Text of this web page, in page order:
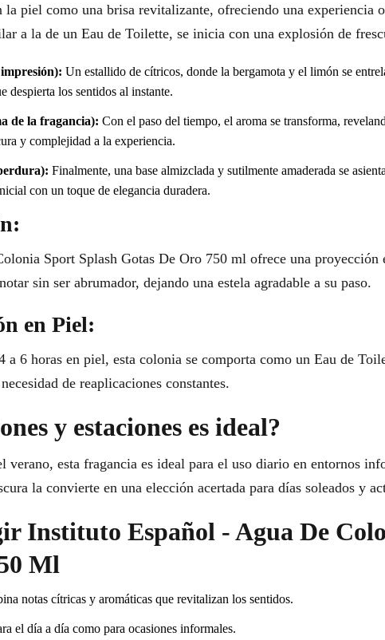
la piel como una brisa revitalizante, ofreciendo una experiencia
a la de un Eau de Toilette, se inicia con una explosión de
Un estallido de cítricos, donde la bergamota y el limón se
despierta los sentidos al instante.
de la fragancia): Con el paso del tiempo, el aroma se transforma,
y complejidad a la experiencia.
Finalmente, una base almizclada y sutilmente amaderada se
con un toque de elegancia duradera.
Sport Splash Gotas De Oro 750 ml ofrece una proyección
sin ser abrumador, dejando una estela agradable a su paso.
en Piel:
a 6 horas en piel, esta colonia se comporta como un Eau de
de reaplicaciones constantes.
y estaciones es ideal?
verano, esta fragancia es ideal para el uso diario en entornos
la convierte en una elección acertada para días soleados y
Instituto Español - Agua De
Ml
notas cítricas y aromáticas que revitalizan los sentidos.
el día a día como para ocasiones informales.